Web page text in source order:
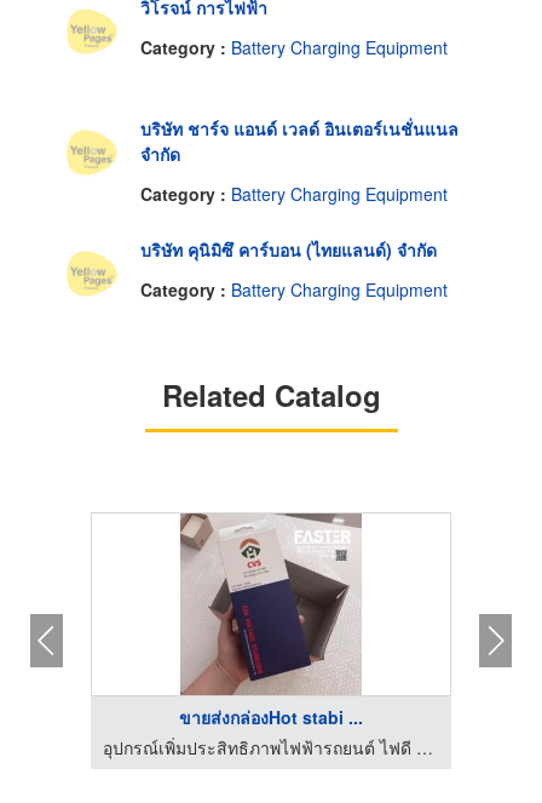
วิโรจน์ การไฟฟ้า
Category : Battery Charging Equipment
บริษัท ชาร์จ แอนด์ เวลด์ อินเตอร์เนชั่นแนล
จำกัด
Category : Battery Charging Equipment
บริษัท คุนิมิซึ คาร์บอน (ไทยแลนด์) จำกัด
Category : Battery Charging Equipment
Related Catalog
ขายส่งกล่องHot stabi ...
อุปกรณ์เพิ่มประสิทธิภาพไฟฟ้ารถยนต์ ไฟดี แบตดี เร่งดีกว่า